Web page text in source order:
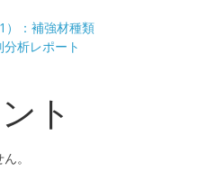
）：補強材種類
析レポート
ト
。